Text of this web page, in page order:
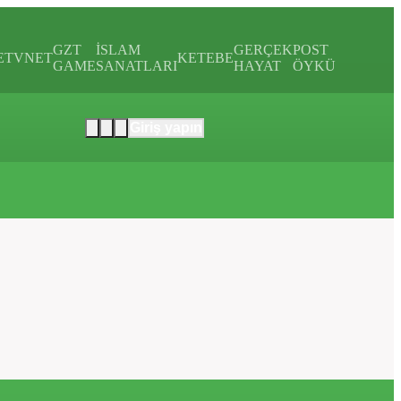
TVNET
GZT
GAME
İSLAM
SANATLARI
KETEBE
GERÇEK
HAYAT
POST
ÖYKÜ